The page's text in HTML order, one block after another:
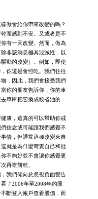
做會給你帶來改變的嗎？
而感到不安。又或者是不
有一天改變。然而，做為
非該消息極具毀滅性，以
的改變）。例如，即使
你還是會照吃。我們往往
，因此，我們會接受我們
你的朋友告訴你，你的車
車庫把它換成較省油的
康，這真的可以幫助你戒
信念或可能讓我們感覺不
情，但通常這種改變來自
就是為什麼苛責自己和批
不夠好並不會讓你感覺更
再吃餅乾。
我們傾向於忽視負面警告
了2006年至2008年的股
斷登入帳戶查看股價，而